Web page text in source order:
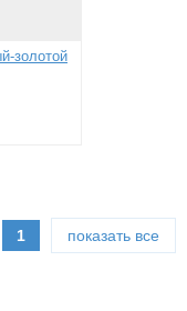
золотой
1 показать все